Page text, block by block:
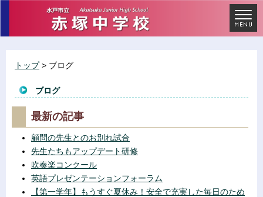
トップ> ブログ
ブログ
最新の記事
顧問の先生とのお別れ試合
先生たちもアップデート研修
吹奏楽コンクール
英語プレゼンテーションフォーラム
【第一学年】もうすぐ夏休み！安全で充実した毎日のため